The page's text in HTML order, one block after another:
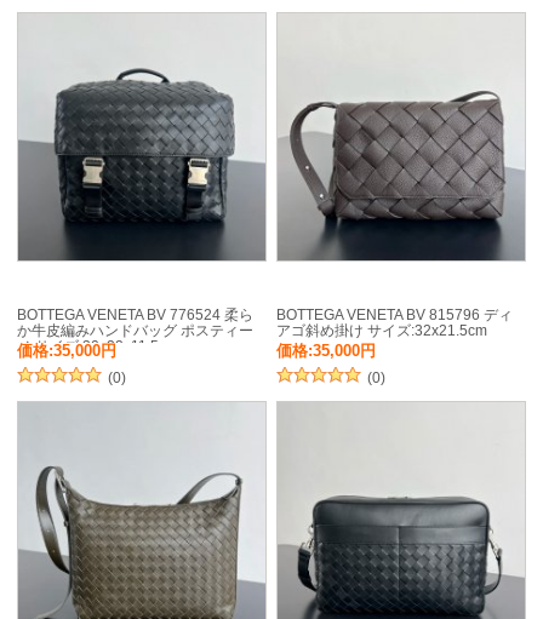
BOTTEGA VENETA BV 776524 柔ら
か牛皮編みハンドバッグ ポスティー
ノ サイズ:30x22x11.5cm
価格:35,000円
(0)
BOTTEGA VENETA BV 815796 ディ
アゴ斜め掛け サイズ:32x21.5cm
価格:35,000円
(0)